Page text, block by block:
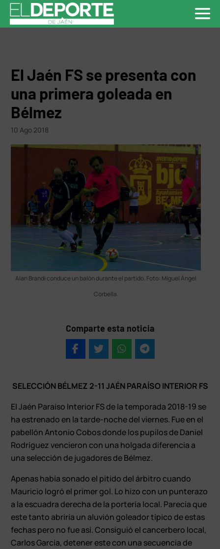
El Jaén FS se presenta con
una primera goleada en
Bélmez
10 Ago 2018
Alan Brandi conduce un balón durante el partido. Foto: Miguel Ángel
Corbella.
Comparte esta noticia
SELECCIÓN BÉLMEZ 2-11 JAÉN PARAÍSO INTERIOR FS
El Jaén Paraíso Interior FS de la temporada 2018-19 se
ha estrenado en la tarde-noche del viernes. Fue en el
pabellón Antonio Cobos donde los pupilos de Daniel
Rodríguez vencieron con una holgada diferencia a
una selección de jugadores de Bélmez.
Apenas había sonado el pitido del árbitro cuando
Mauricio logró el primer gol. Lo hizo con un punterazo
a la escuadra derecha de la portería local. Parecía que
este tanto abriría un aluvión goleador típico de estas
fechas pero no fue así. Consiguió el cancerbero local,
Carlos García, detener este con una secuencia de